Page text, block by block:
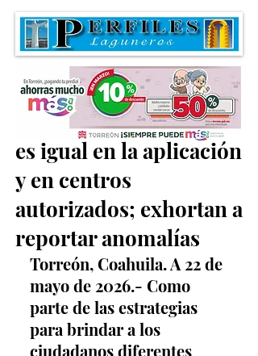
Cobro de parquímetro
es igual en la aplicación
y en centros
autorizados; exhortan a
reportar anomalías
Torreón, Coahuila. A 22 de
mayo de 2026.- Como
parte de las estrategias
para brindar a los
ciudadanos diferentes